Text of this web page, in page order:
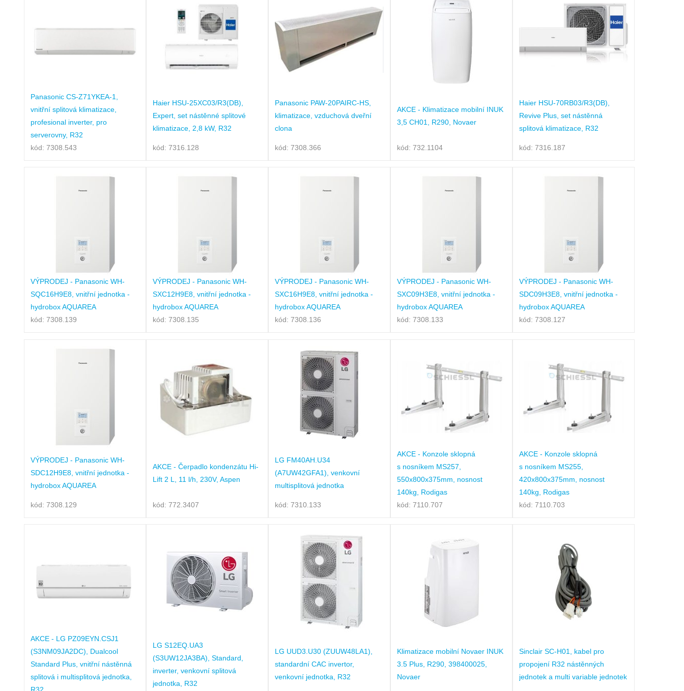
Panasonic CS-Z71YKEA-1,
vnitřní splitová klimatizace,
profesional inverter, pro
serverovny, R32
kód: 7308.543
Haier HSU-25XC03/R3(DB),
Expert, set nástěnné splitové
klimatizace, 2,8 kW, R32
kód: 7316.128
Panasonic PAW-20PAIRC-HS,
klimatizace, vzduchová dveřní
clona
kód: 7308.366
AKCE - Klimatizace mobilní INUK
3,5 CH01, R290, Novaer
kód: 732.1104
Haier HSU-70RB03/R3(DB),
Revive Plus, set nástěnná
splitová klimatizace, R32
kód: 7316.187
VÝPRODEJ - Panasonic WH-
SQC16H9E8, vnitřní jednotka -
hydrobox AQUAREA
kód: 7308.139
VÝPRODEJ - Panasonic WH-
SXC12H9E8, vnitřní jednotka -
hydrobox AQUAREA
kód: 7308.135
VÝPRODEJ - Panasonic WH-
SXC16H9E8, vnitřní jednotka -
hydrobox AQUAREA
kód: 7308.136
VÝPRODEJ - Panasonic WH-
SXC09H3E8, vnitřní jednotka -
hydrobox AQUAREA
kód: 7308.133
VÝPRODEJ - Panasonic WH-
SDC09H3E8, vnitřní jednotka -
hydrobox AQUAREA
kód: 7308.127
VÝPRODEJ - Panasonic WH-
SDC12H9E8, vnitřní jednotka -
hydrobox AQUAREA
kód: 7308.129
AKCE - Čerpadlo kondenzátu Hi-
Lift 2 L, 11 l/h, 230V, Aspen
kód: 772.3407
LG FM40AH.U34
(A7UW42GFA1), venkovní
multisplitová jednotka
kód: 7310.133
AKCE - Konzole sklopná
s nosníkem MS257,
550x800x375mm, nosnost
140kg, Rodigas
kód: 7110.707
AKCE - Konzole sklopná
s nosníkem MS255,
420x800x375mm, nosnost
140kg, Rodigas
kód: 7110.703
AKCE - LG PZ09EYN.CSJ1
(S3NM09JA2DC), Dualcool
Standard Plus, vnitřní nástěnná
splitová i multisplitová jednotka,
LG S12EQ.UA3
(S3UW12JA3BA), Standard,
inverter, venkovní splitová
jednotka, R32
LG UUD3.U30 (ZUUW48LA1),
standardní CAC invertor,
venkovní jednotka, R32
Klimatizace mobilní Novaer INUK
3.5 Plus, R290, 398400025,
Novaer
Sinclair SC-H01, kabel pro
propojení R32 nástěnných
jednotek a multi variable jednotek